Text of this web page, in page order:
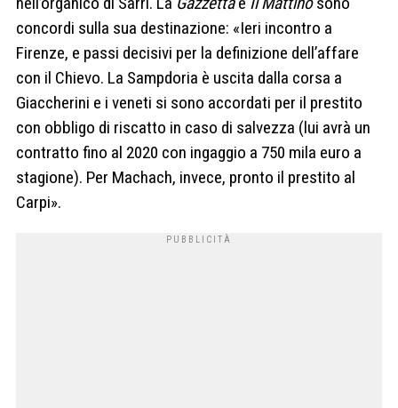
concordi sulla sua destinazione: «Ieri incontro a
Firenze, e passi decisivi per la definizione dell’affare
con il Chievo. La Sampdoria è uscita dalla corsa a
Giaccherini e i veneti si sono accordati per il prestito
con obbligo di riscatto in caso di salvezza (lui avrà un
contratto fino al 2020 con ingaggio a 750 mila euro a
stagione). Per Machach, invece, pronto il prestito al
Carpi».